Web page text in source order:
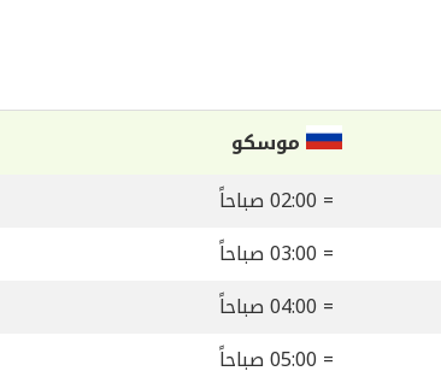
موسكو
= 02:00 صباحاً
= 03:00 صباحاً
= 04:00 صباحاً
= 05:00 صباحاً